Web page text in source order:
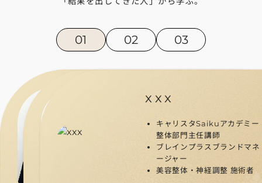
01 02 03
アカデミー主宰
キャリスタSaikuアカデミー
株式会社シンメトリー代表
美容整体施術者
泉 公治
キャリスタSaikuアカデミー
整体部門主任講師
ブレインプラスブランドマネ
ージャー
美容整体・神経調整 施術者
xxx
キャリスタSaikuアカデミー
整体部門主任講師
ブレインプラスブランドマネ
ージャー
美容整体・神経調整 施術者
講師のお名前が入ります 講師